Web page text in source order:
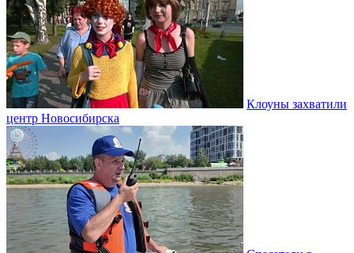
Клоуны захватили
центр Новосибирска